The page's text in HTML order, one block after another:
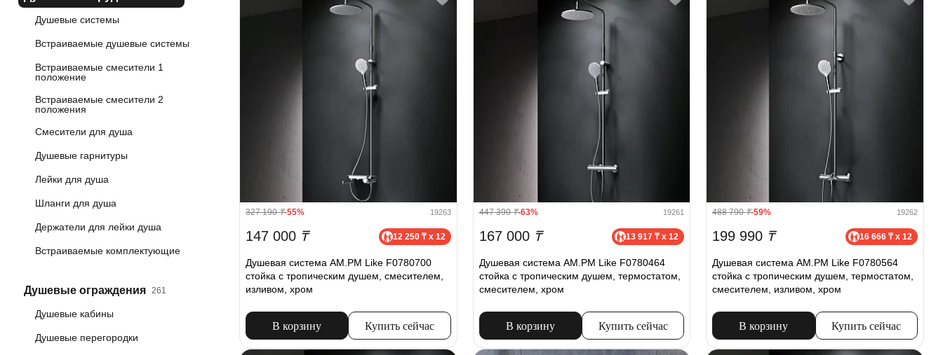
Душевые системы
Встраиваемые душевые системы
Встраиваемые смесители 1
положение
Встраиваемые смесители 2
положения
Смесители для душа
Душевые гарнитуры
Лейки для душа
Шланги для душа
Держатели для лейки душа
Встраиваемые комплектующие
Душевые ограждения 261
Душевые кабины
Душевые перегородки
327 190₸-55% 19263
147 000 ₸ 12 250 ₸ x 12
Душевая система AM.PM Like F0780700
стойка с тропическим душем, смесителем,
изливом, хром
В корзину Купить сейчас
447 390₸-63% 19261
167 000 ₸ 13 917 ₸ x 12
Душевая система AM.PM Like F0780464
стойка с тропическим душем, термостатом,
смесителем, хром
В корзину Купить сейчас
488 790₸-59% 19262
199 990 ₸ 16 666 ₸ x 12
Душевая система AM.PM Like F0780564
стойка с тропическим душем, термостатом,
смесителем, изливом, хром
В корзину Купить сейчас